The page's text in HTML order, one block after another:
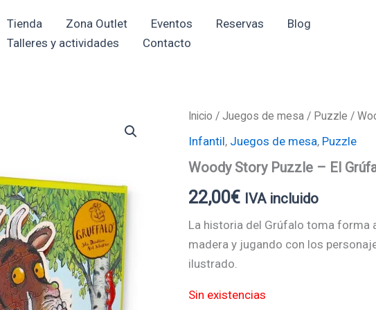
Tienda Zona Outlet Eventos Reservas
Blog
Talleres y actividades
Contacto
Inicio / Juegos de mesa / Puzzle /
Infantil, Juegos de mesa, Puzzle
Woody Story Puzzle – El
22,00€ IVA incluido
La historia del Grúfalo toma forma
madera y jugando con los
ilustrado.
Sin existencias